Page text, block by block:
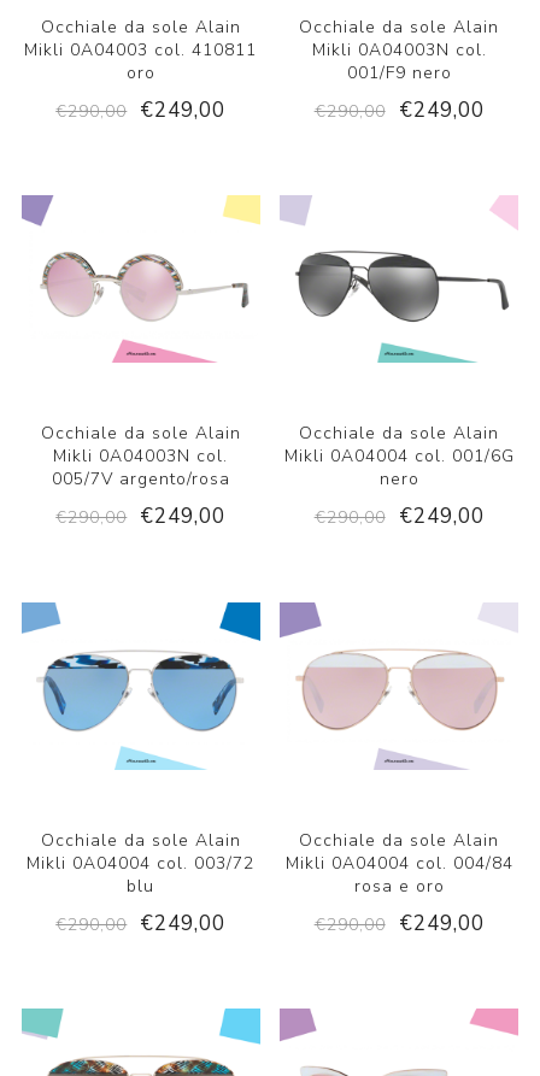
Occhiale da sole Alain
Mikli 0A04003 col. 410811
oro
€290,00
€249,00
Occhiale da sole Alain
Mikli 0A04003N col.
001/F9 nero
€290,00
€249,00
Occhiale da sole Alain
Mikli 0A04003N col.
005/7V argento/rosa
€290,00
€249,00
Occhiale da sole Alain
Mikli 0A04004 col. 001/6G
nero
€290,00
€249,00
Occhiale da sole Alain
Mikli 0A04004 col. 003/72
blu
€290,00
€249,00
Occhiale da sole Alain
Mikli 0A04004 col. 004/84
rosa e oro
€290,00
€249,00